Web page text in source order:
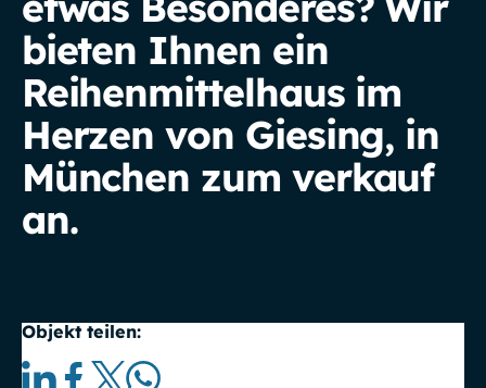
bieten Ihnen ein
Reihenmittelhaus im
Herzen von Giesing, in
München zum verkauf
an.
Objekt teilen: